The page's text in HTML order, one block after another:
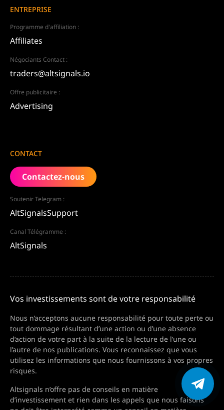
ENTREPRISE
Programme d'affiliation :
Affiliates
Négociants Contact :
traders@altsignals.io
Offre publicitaire :
Advertising
CONTACT
Contactez-nous
Soutenir Telegram :
AltSignalsSupport
Canal Télégramme :
AltSignals
Vos investissements sont de votre responsabilité
Nous n’acceptons aucune responsabilité pour toute perte ou
tout dommage résultant d’une action ou d’une absence
d’action de votre part à la suite de la lecture de l’une ou
l’autre de nos publications. Vous reconnaissez que vous
utilisez les informations que nous fournissons à vos propres
risques.
Altsignals n’offre pas de conseils en matière
d’investissement et rien dans les appels que nous faisons